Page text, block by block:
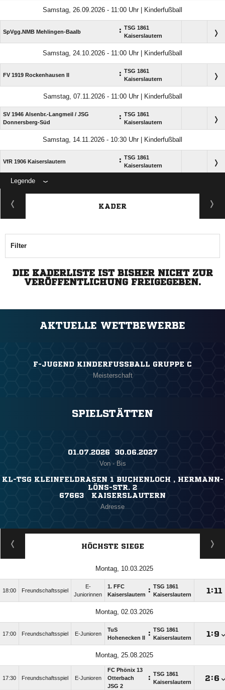
Samstag, 26.09.2026 - 11:00 Uhr | Kinderfußball
SpVgg.NMB Mehlingen-Baalb : TSG 1861
Kaiserslautern
Samstag, 24.10.2026 - 11:00 Uhr | Kinderfußball
FV 1919 Rockenhausen II : TSG 1861
Kaiserslautern
Samstag, 07.11.2026 - 11:00 Uhr | Kinderfußball
SV 1946 Alsenbr.-Langmeil /​ JSG
Donnersberg-Süd
: TSG 1861
Kaiserslautern
Samstag, 14.11.2026 - 10:30 Uhr | Kinderfußball
VfR 1906 Kaiserslautern : TSG 1861
Kaiserslautern
Legende
ANZEIGE
KADER
Filter
DIE KADERLISTE IST BISHER NICHT ZUR
VERÖFFENTLICHUNG FREIGEGEBEN.
AKTUELLE WETTBEWERBE
F-JUGEND KINDERFUSSBALL GRUPPE C
Meisterschaft
SPIELSTÄTTEN
01.07.2026 ​ 30.06.2027
Von - Bis
KL-TSG KLEINFELDRASEN 1 BUCHENLOCH , HERMANN-
LÖNS-STR. 2
67663 KAISERSLAUTERN
Adresse
HÖCHSTE SIEGE
Montag, 10.03.2025
18:00 Freundschaftsspiel
E-
Juniorinnen
1. FFC
Kaiserslautern : TSG 1861
Kaiserslautern
:
Montag, 02.03.2026
17:00 Freundschaftsspiel E-Junioren
TuS
Hohenecken II
: TSG 1861
Kaiserslautern
:
Montag, 25.08.2025
17:30 Freundschaftsspiel E-Junioren
FC Phönix 13
Otterbach
JSG 2
: TSG 1861
Kaiserslautern
: